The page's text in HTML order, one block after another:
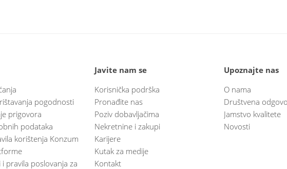
pogodnosti
prigovora
podataka
korištenja Konzum
i pravila poslovanja za
Javite nam se
Korisnička podrška
Pronađite nas
Poziv dobavljačima
Nekretnine i zakupi
Karijere
Kutak za medije
Kontakt
Upoznajte nas
O nama
Društvena
Jamstvo kvalitete
Novosti